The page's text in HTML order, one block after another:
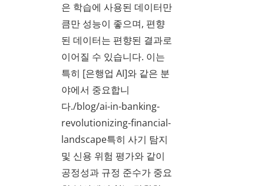
은 학습에 사용된 데이터만
큼만 성능이 좋으며, 편향
된 데이터는 편향된 결과로
이어질 수 있습니다. 이는
특히 [은행업 AI]와 같은 분
야에서 중요합니
다./blog/ai-in-banking-
revolutionizing-financial-
landscape특히 사기 탐지
및 신용 위험 평가와 같이
공정성과 규정 준수가 중요